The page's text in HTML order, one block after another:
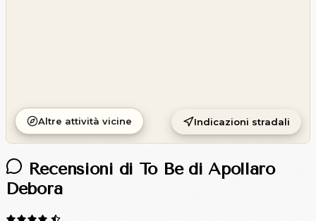
Altre attività vicine Indicazioni stradali
Recensioni di To Be di Apollaro
Debora